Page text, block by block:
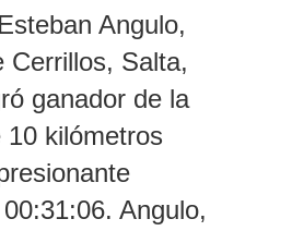
Angulo,
Cerrillos, Salta,
ganador de la
10 kilómetros
Angulo,